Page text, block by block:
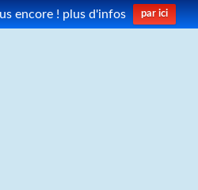
encore ! plus d'infos par ici